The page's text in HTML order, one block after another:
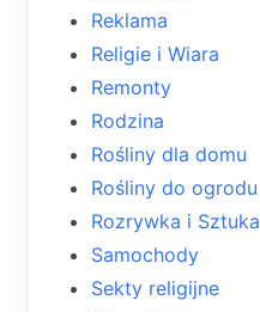
Reklama
Religie i Wiara
Remonty
Rodzina
Rośliny dla domu
Rośliny do ogrodu
Rozrywka i Sztuka
Samochody
Sekty religijne